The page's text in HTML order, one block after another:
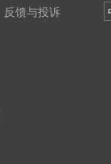
反馈与投诉